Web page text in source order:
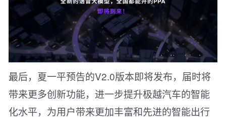
最后，夏一平预告的V2.0版本即将发布，届时将
带来更多创新功能，进一步提升极越汽车的智能
化水平，为用户带来更加丰富和先进的智能出行